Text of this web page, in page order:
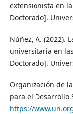
extensionista en
Doctorado].
Núñez, A. (2022).
universitaria en
Doctorado].
Organización de
para el Desarrollo
https://